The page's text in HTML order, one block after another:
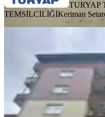
TURYAP
TEMSİLCİLİĞİKeriman
Erdoğdu
Ortahisar, 3
2+1
120 m²
20.000 ₺